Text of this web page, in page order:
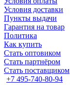
Условия доставки
Пункты выдачи
Гарантия на товар
Политика
Как купить
Стать оптовиком
Стать партнёром
Стать поставщиком
+7 495-740-80-94